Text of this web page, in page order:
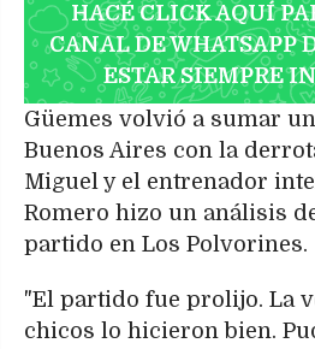
HACÉ CLICK AQUÍ
CANAL DE WHATSAPP
ESTAR SIEMPRE
Güemes volvió a sumar
Buenos Aires con la
Miguel y el entrenador
Romero hizo un análisis
partido en Los Polvorines.
"El partido fue prolijo. La
chicos lo hicieron bien.